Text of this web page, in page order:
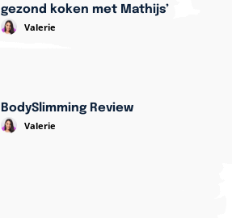
gezond koken met Mathijs’
Valerie
BodySlimming Review
Valerie